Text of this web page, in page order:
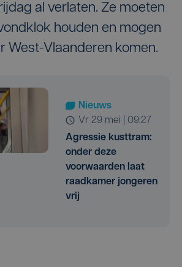
al verlaten. Ze moeten
houden en mogen
West-Vlaanderen komen.
Nieuws
vr 29 mei | 09:27
Agressie kusttram:
onder deze
voorwaarden laat
raadkamer jongeren
vrij